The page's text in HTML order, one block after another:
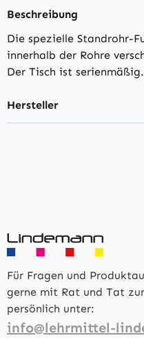
Beschreibung
Die spezielle Standrohr-
innerhalb der Rohre
Der Tisch ist
Hersteller
Für Fragen und
gerne mit Rat und Tat
persönlich unter:
info@lehrmittel-